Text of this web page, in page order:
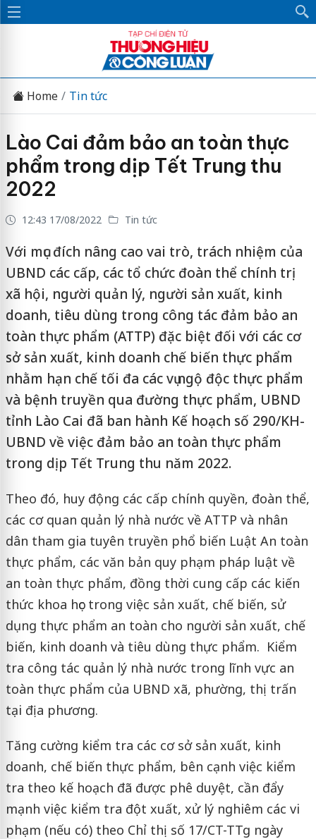
Home Tin tức
Lào Cai đảm bảo an toàn thực
phẩm trong dịp Tết Trung thu
2022
12:43 17/08/2022 Tin tức
Với mục đích nâng cao vai trò, trách nhiệm của
UBND các cấp, các tổ chức đoàn thể chính trị
xã hội, người quản lý, người sản xuất, kinh
doanh, tiêu dùng trong công tác đảm bảo an
toàn thực phẩm (ATTP) đặc biệt đối với các cơ
sở sản xuất, kinh doanh chế biến thực phẩm
nhằm hạn chế tối đa các vụ ngộ độc thực phẩm
và bệnh truyền qua đường thực phẩm, UBND
tỉnh Lào Cai đã ban hành Kế hoạch số 290/KH-
UBND về việc đảm bảo an toàn thực phẩm
trong dịp Tết Trung thu năm 2022.
Theo đó, huy động các cấp chính quyền, đoàn thể,
các cơ quan quản lý nhà nước về ATTP và nhân
dân tham gia tuyên truyền phổ biến Luật An toàn
thực phẩm, các văn bản quy phạm pháp luật về
an toàn thực phẩm, đồng thời cung cấp các kiến
thức khoa học trong việc sản xuất, chế biến, sử
dụng thực phẩm an toàn cho người sản xuất, chế
biến, kinh doanh và tiêu dùng thực phẩm. Kiểm
tra công tác quản lý nhà nước trong lĩnh vực an
toàn thực phẩm của UBND xã, phường, thị trấn
tại địa phương.
Tăng cường kiểm tra các cơ sở sản xuất, kinh
doanh, chế biến thực phẩm, bên cạnh việc kiểm
tra theo kế hoạch đã được phê duyệt, cần đẩy
mạnh việc kiểm tra đột xuất, xử lý nghiêm các vi
phạm (nếu có) theo Chỉ thị số 17/CT-TTg ngày